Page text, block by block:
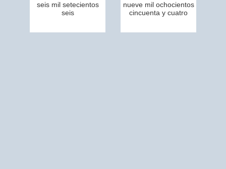
seis mil setecientos
seis
nueve mil ochocientos
cincuenta y cuatro